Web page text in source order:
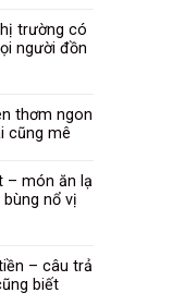
trường có
người đồn
thơm ngon
cũng mê
– món ăn lạ
nổ vị
– câu trả
biết